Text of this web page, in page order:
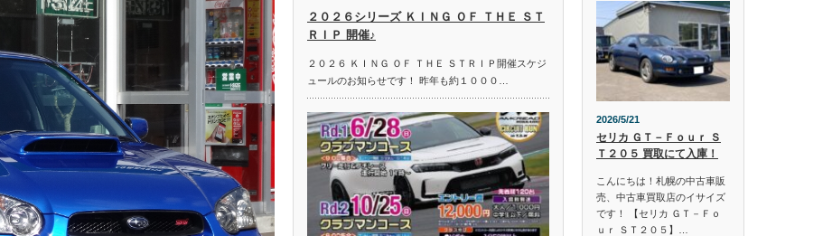
２０２６シリーズ ＫＩＮＧ ＯＦ ＴＨＥ ＳＴ
ＲＩＰ 開催♪
２０２６ ＫＩＮＧ ＯＦ ＴＨＥ ＳＴＲＩＰ開催スケジ
ュールのお知らせです！ 昨年も約１０００…
2026/5/21
セリカ ＧＴ－Ｆｏｕｒ Ｓ
Ｔ２０５ 買取にて入庫！
こんにちは！札幌の中古車販
売、中古車買取店のイサイズ
です！ 【セリカ ＧＴ－Ｆｏ
ｕｒ ＳＴ２０５】…